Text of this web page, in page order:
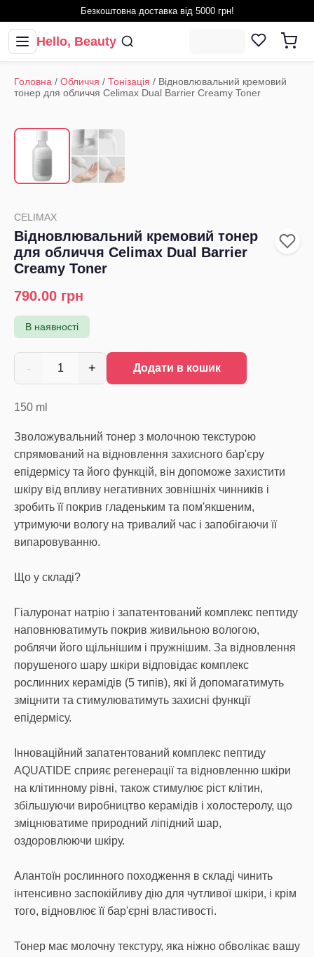
Безкоштовна доставка від 5000 грн!
Hello, Beauty
Головна / Обличчя / Тонізація / Відновлювальний кремовий
тонер для обличчя Celimax Dual Barrier Creamy Toner
CELIMAX
Відновлювальний кремовий тонер
для обличчя Celimax Dual Barrier
Creamy Toner
790.00 грн
В наявності
- 1 + Додати в кошик
150 ml
Зволожувальний тонер з молочною текстурою
спрямований на відновлення захисного бар'єру
епідермісу та його функцій, він допоможе захистити
шкіру від впливу негативних зовнішніх чинників і
зробить її покрив гладеньким та пом'якшеним,
утримуючи вологу на тривалий час і запобігаючи її
випаровуванню.
Що у складі?
Гіалуронат натрію і запатентований комплекс пептиду
наповнюватимуть покрив живильною вологою,
роблячи його щільнішим і пружнішим. За відновлення
порушеного шару шкіри відповідає комплекс
рослинних керамідів (5 типів), які й допомагатимуть
зміцнити та стимулюватимуть захисні функції
епідермісу.
Інноваційний запатентований комплекс пептиду
AQUATIDE сприяє регенерації та відновленню шкіри
на клітинному рівні, також стимулює ріст клітин,
збільшуючи виробництво керамідів і холостеролу, що
зміцнюватиме природний ліпідний шар,
оздоровлюючи шкіру.
Алантоїн рослинного походження в складі чинить
інтенсивно заспокійливу дію для чутливої шкіри, і крім
того, відновлює її бар'єрні властивості.
Тонер має молочну текстуру, яка ніжно обволікає вашу